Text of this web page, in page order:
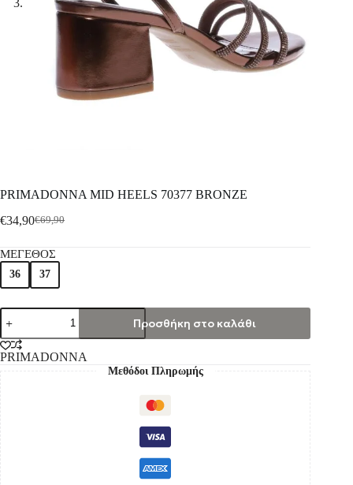
PRIMADONNA MID HEELS 70377 BRONZE
€69,90
€34,90
ΜΕΓΕΘΟΣ
36 37
Προσθήκη στο καλάθι
PRIMADONNA
Μεθόδοι Πληρωμής